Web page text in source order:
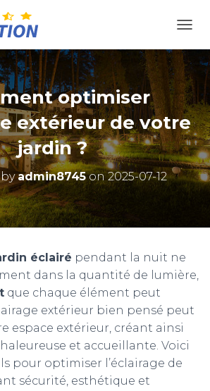
optimiser
extérieur de votre
jardin ?
byadmin8745on2025-07-12
éclairé pendant la nuit ne
dans la quantité de lumière,
que chaque élément peut
extérieur bien pensé peut
espace extérieur, créant ainsi
et accueillante. Voici
pour optimiser l’éclairage de
sécurité, esthétique et